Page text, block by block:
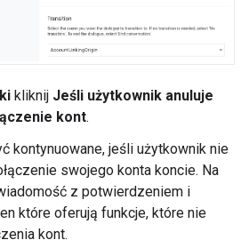
kliknij Jeśli użytkownik anuluje
kont.
kontynuowane, jeśli użytkownik nie
swojego konta koncie. Na
z potwierdzeniem i
które oferują funkcje, które nie
kont.